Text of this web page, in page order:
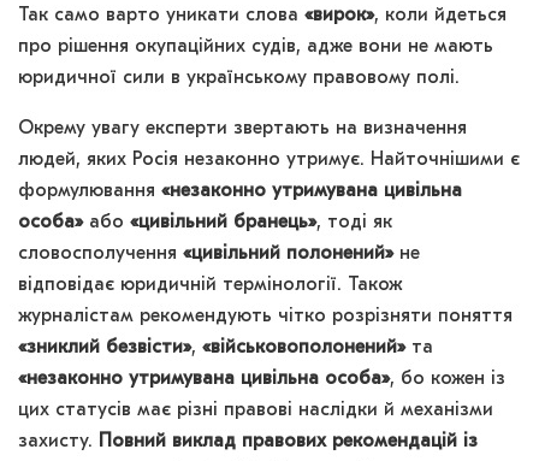
Так само варто уникати слова «вирок», коли йдеться
про рішення окупаційних судів, адже вони не мають
юридичної сили в українському правовому полі.
Окрему увагу експерти звертають на визначення
людей, яких Росія незаконно утримує. Найточнішими є
формулювання «незаконно утримувана цивільна
особа»або «цивільний бранець», тоді як
словосполучення «цивільний полонений»не
відповідає юридичній термінології. Також
журналістам рекомендують чітко розрізняти поняття
«зниклий безвісти», «військовополонений»та
«незаконно утримувана цивільна особа», бо кожен із
цих статусів має різні правові наслідки й механізми
захисту.
Повний виклад правових рекомендацій із